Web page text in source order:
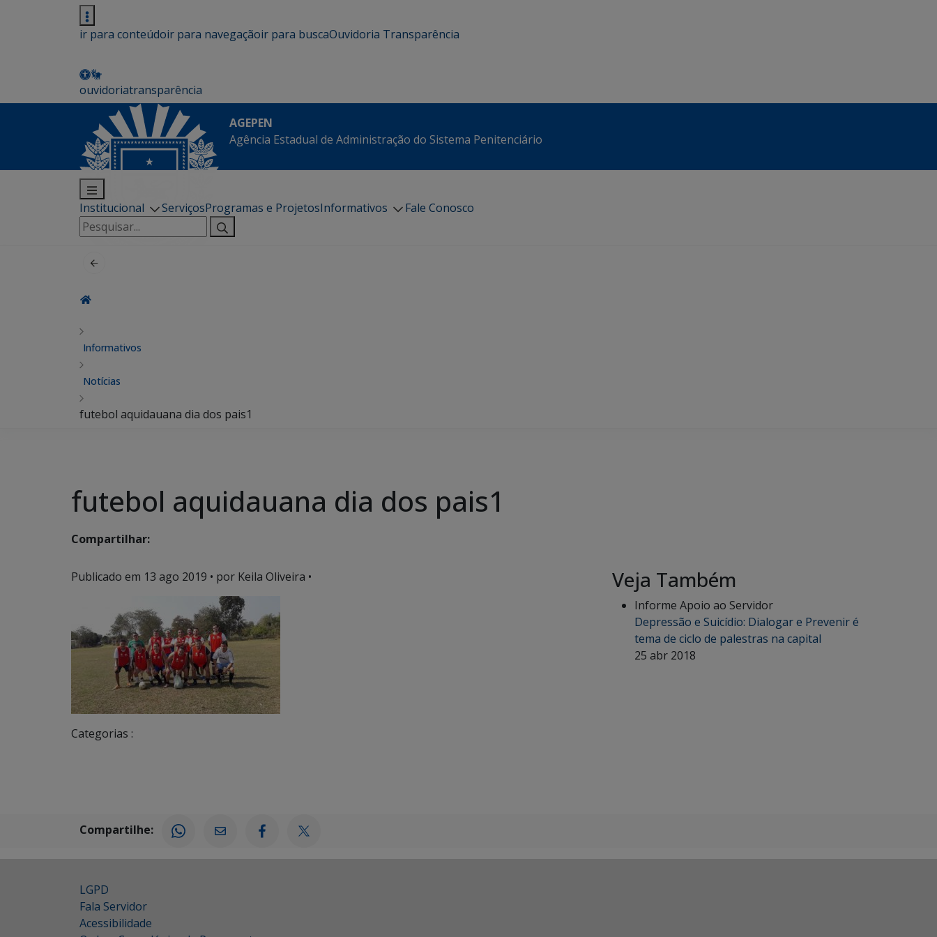
ir para conteúdoir para navegaçãoir para buscaOuvidoria Transparência
ouvidoriatransparência
AGEPEN
Agência Estadual de Administração do Sistema Penitenciário
Institucional ServiçosProgramas e ProjetosInformativos
Fale Conosco
Pesquisar
por:
Informativos
Notícias
futebol aquidauana dia dos pais1
futebol aquidauana dia dos pais1
Compartilhar:
Publicado em 13 ago 2019 • por Keila Oliveira •
Categorias :
Veja Também
Informe Apoio ao Servidor
Depressão e Suicídio: Dialogar e Prevenir é
tema de ciclo de palestras na capital
25 abr 2018
Compartilhe:
LGPD
Fala Servidor
Acessibilidade